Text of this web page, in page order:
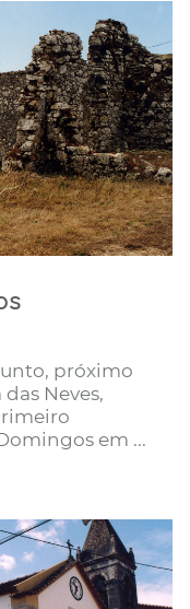
próximo
Neves,
em ...